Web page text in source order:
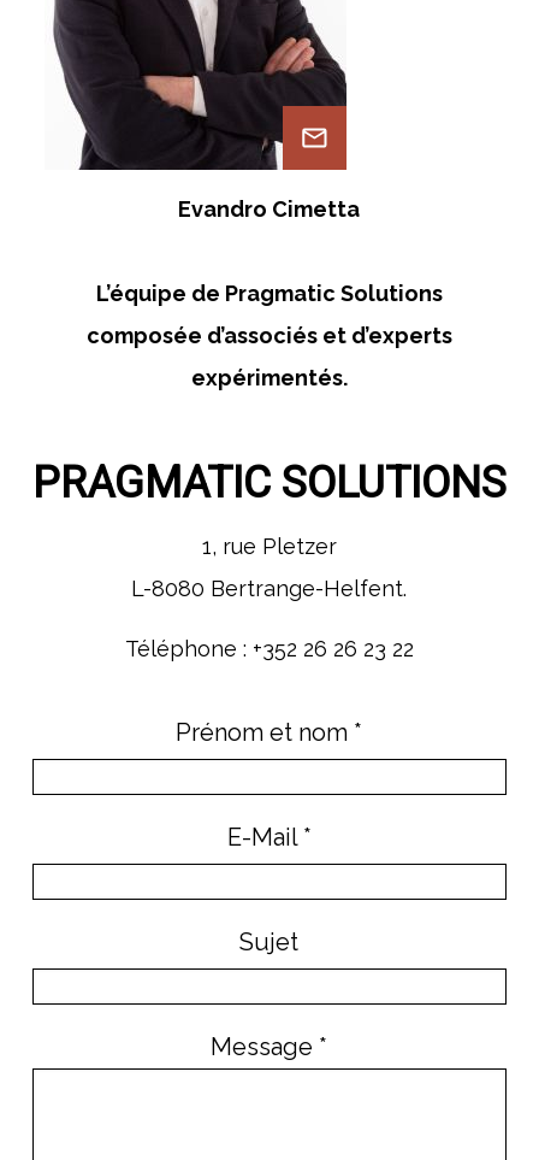
Evandro Cimetta
L’équipe de Pragmatic Solutions
composée d’associés et d’experts
expérimentés.
PRAGMATIC SOLUTIONS
1, rue Pletzer
L-8080 Bertrange-Helfent.
Téléphone : +352 26 26 23 22
Prénom et nom *
E-Mail *
Sujet
Message *